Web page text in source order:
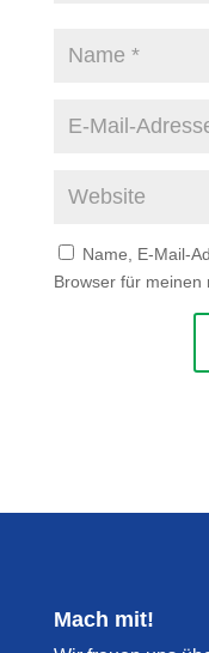
Name, E-Mail-
Browser für meinen
Mach mit!